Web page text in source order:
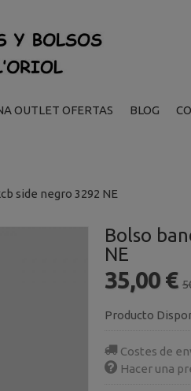
OUTLET OFERTAS BLOG
side negro 3292 NE
Bolso
NE
35,00 €
Producto
Costes de
Hacer una